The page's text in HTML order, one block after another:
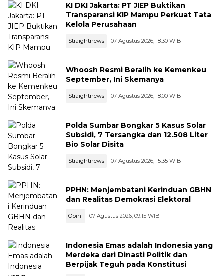
KI DKI Jakarta: PT JIEP Buktikan
Transparansi KIP Mampu Perkuat Tata
Kelola Perusahaan
Straightnews 07 Agustus 2026, 18:30 WIB
Whoosh Resmi Beralih ke Kemenkeu
September, Ini Skemanya
Straightnews 07 Agustus 2026, 18:00 WIB
Polda Sumbar Bongkar 5 Kasus Solar
Subsidi, 7 Tersangka dan 12.508 Liter
Bio Solar Disita
Straightnews 07 Agustus 2026, 15:35 WIB
PPHN: Menjembatani Kerinduan GBHN
dan Realitas Demokrasi Elektoral
Opini 07 Agustus 2026, 09:15 WIB
Indonesia Emas adalah Indonesia yang
Merdeka dari Dinasti Politik dan
Berpijak Teguh pada Konstitusi